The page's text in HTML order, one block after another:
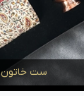
ست خاتون